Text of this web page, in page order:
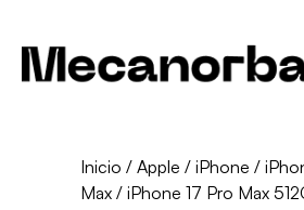
Inicio /Apple /iPhone /
Max / iPhone 17 Pro Max